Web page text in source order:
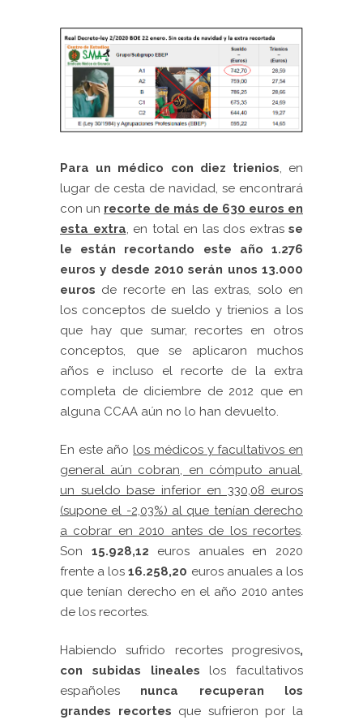
Para un médico con diez trienios, en
lugar de cesta de navidad, se encontrará
con un recorte de más de 630 euros en
esta extra, en total en las dos extras se
le están recortando este año 1.276
euros y desde 2010 serán unos 13.000
euros de recorte en las extras, solo en
los conceptos de sueldo y trienios a los
que hay que sumar, recortes en otros
conceptos, que se aplicaron muchos
años e incluso el recorte de la extra
completa de diciembre de 2012 que en
alguna CCAA aún no lo han devuelto.
En este año los médicos y facultativos en
general aún cobran, en cómputo anual,
un sueldo base inferior en 330,08 euros
(supone el -2,03%) al que tenían derecho
a cobrar en 2010 antes de los recortes.
Son 15.928,12 euros anuales en 2020
frente a los16.258,20 euros anuales a los
que tenían derecho en el año 2010 antes
de los recortes.
Habiendo sufrido recortes progresivos,
con subidas lineales los facultativos
españoles nunca recuperan los
grandes recortes que sufrieron por la